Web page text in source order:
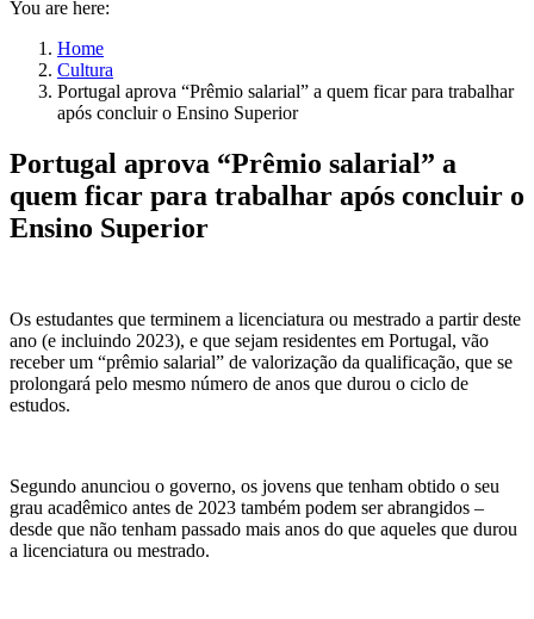
You are here:
Home
Cultura
Portugal aprova “Prêmio salarial” a quem ficar para trabalhar
após concluir o Ensino Superior
Portugal aprova “Prêmio salarial” a
quem ficar para trabalhar após concluir o
Ensino Superior
Os estudantes que terminem a licenciatura ou mestrado a partir deste
ano (e incluindo 2023), e que sejam residentes em Portugal, vão
receber um “prêmio salarial” de valorização da qualificação, que se
prolongará pelo mesmo número de anos que durou o ciclo de
estudos.
Segundo anunciou o governo, os jovens que tenham obtido o seu
grau acadêmico antes de 2023 também podem ser abrangidos –
desde que não tenham passado mais anos do que aqueles que durou
a licenciatura ou mestrado.